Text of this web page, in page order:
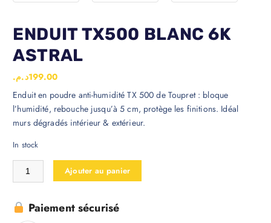
ENDUIT TX500 BLANC 6K
ASTRAL
199.00د.م.
Enduit en poudre anti-humidité TX 500 de Toupret : bloque
l’humidité, rebouche jusqu’à 5 cm, protège les finitions. Idéal
murs dégradés intérieur & extérieur.
In stock
Ajouter au panier
Paiement sécurisé